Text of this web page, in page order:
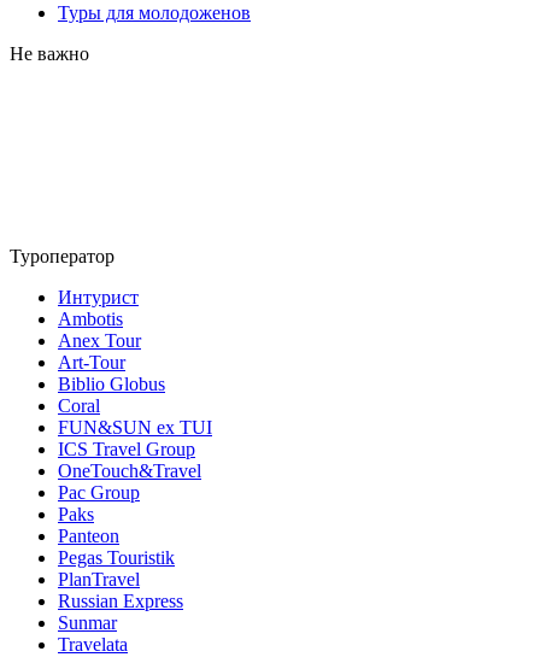
Туры для молодоженов
Не важно
Туроператор
Интурист
Ambotis
Anex Tour
Art-Tour
Biblio Globus
Coral
FUN&SUN ex TUI
ICS Travel Group
OneTouch&Travel
Pac Group
Paks
Panteon
Pegas Touristik
PlanTravel
Russian Express
Sunmar
Travelata